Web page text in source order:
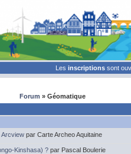
Les inscriptions sont
Forum » Géomatique
Arcview par Carte Archeo Aquitaine
Kinshasa) ? par Pascal Boulerie